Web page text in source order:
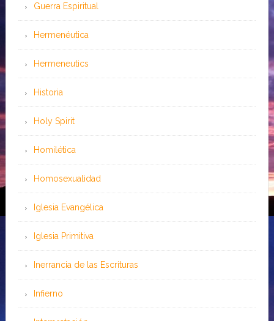
Guerra Espiritual
Hermenéutica
Hermeneutics
Historia
Holy Spirit
Homilética
Homosexualidad
Iglesia Evangélica
Iglesia Primitiva
Inerrancia de las Escrituras
Infierno